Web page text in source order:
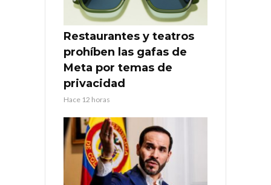
Restaurantes y teatros
prohíben las gafas de
Meta por temas de
privacidad
Hace 12 horas